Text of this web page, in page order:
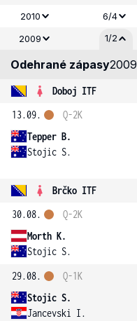
2010
6/4
2009
1/2
Odehrané zápasy2009
Doboj ITF
13.09.
Tepper B.
Stojic S.
Q-2K
Brčko ITF
30.08.
Morth K.
Stojic S.
Q-2K
29.08.
Stojic S.
Jancevski I.
Q-1K